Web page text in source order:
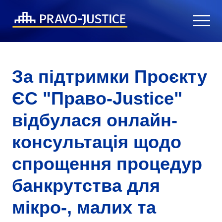
За підтримки Проєкту
ЄС "Право-Justice"
відбулася онлайн-
консультація щодо
спрощення процедур
банкрутства для
мікро-, малих та